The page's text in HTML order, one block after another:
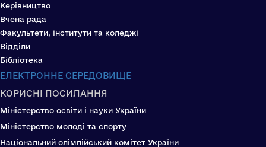
Керівництво
Вчена рада
Факультети, інститути та коледжі
Відділи
Бібліотека
ЕЛЕКТРОННЕ СЕРЕДОВИЩЕ
КОРИСНІ ПОСИЛАННЯ
Міністерство освіти і науки України
Міністерство молоді та спорту
Національний олімпійський комітет України